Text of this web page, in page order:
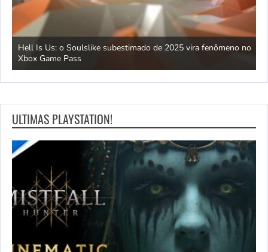
Hell Is Us: o Soulslike subestimado de 2025 vira fenômeno no
Xbox Game Pass
ULTIMAS PLAYSTATION!